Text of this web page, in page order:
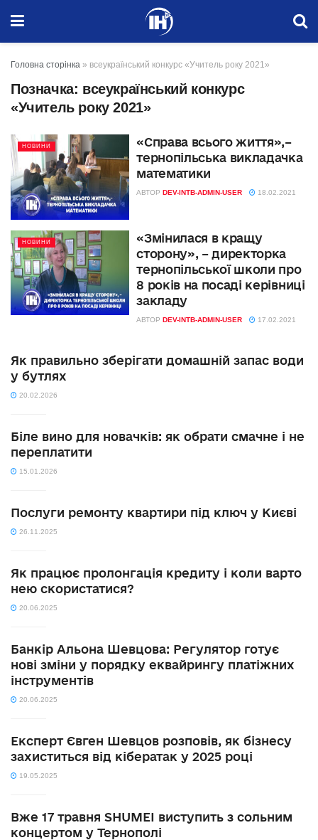
Головна сторінка » всеукраїнський конкурс «Учитель року 2021»
Позначка: всеукраїнський конкурс
«Учитель року 2021»
НОВИНИ
«Cправа всього життя»,–
тернопільська викладачка
математики
АВТОР DEV-INTB-ADMIN-USER 18.02.2021
НОВИНИ
«Змінилася в кращу
сторону», – директорка
тернопільської школи про
8 років на посаді керівниці
закладу
АВТОР DEV-INTB-ADMIN-USER 17.02.2021
Як правильно зберігати домашній запас води
у бутлях
20.02.2026
Біле вино для новачків: як обрати смачне і не
переплатити
15.01.2026
Послуги ремонту квартири під ключ у Києві
26.11.2025
Як працює пролонгація кредиту і коли варто
нею скористатися?
20.06.2025
Банкір Альона Шевцова: Регулятор готує
нові зміни у порядку еквайрингу платіжних
інструментів
20.06.2025
Експерт Євген Шевцов розповів, як бізнесу
захиститься від кібератак у 2025 році
19.05.2025
Вже 17 травня SHUMEI виступить з сольним
концертом у Тернополі